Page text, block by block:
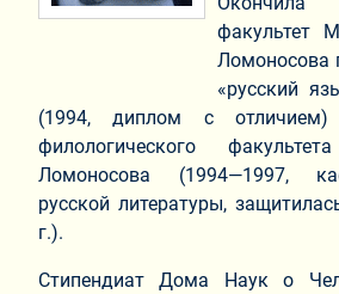
факультет
Ломоносова
«русский
(1994, диплом с отличием)
филологического
Ломоносова (1994—1997,
русской литературы,
г.).
Стипендиат Дома Наук о